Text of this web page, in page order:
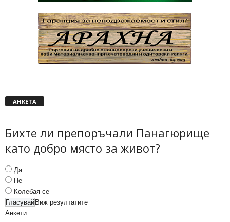
АНКЕТА
Бихте ли препоръчали Панагюрище
като добро място за живот?
Да
Не
Колебая се
Виж резултатите
Анкети